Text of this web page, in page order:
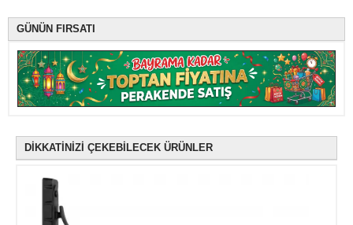
GÜNÜN FIRSATI
DİKKATİNİZİ ÇEKEBİLECEK ÜRÜNLER